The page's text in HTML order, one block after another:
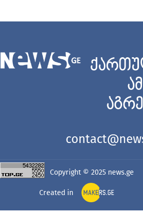
Copyright © 2025 news.ge
Created in